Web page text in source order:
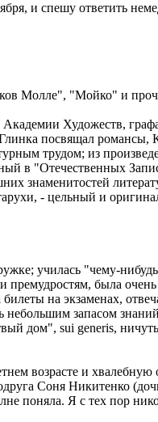
и спешу ответить
Молле", "Мойко" и проч.
Художеств,
посвящал романсы,
трудом; из
в "Отечественных
знаменитостей
- цельный и
училась "чему-
премудростям, была
на экзаменах,
небольшим запасом
дом", sui generis,
возрасте и
Соня Никитенко
поняла. Я с тех пор